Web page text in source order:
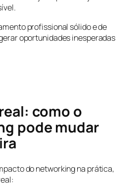
profissional sólido e de
oportunidades inesperadas
como o
pode mudar
do networking na prática,